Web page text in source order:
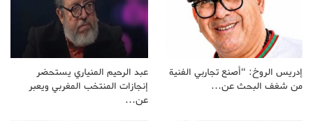
إدريس الروخ: “أصنع تجاربي الفنية
من شغف البحث عن…
عبد الرحيم المنياري يستحضر
إنجازات المنتخب المغربي ويعبر
عن…